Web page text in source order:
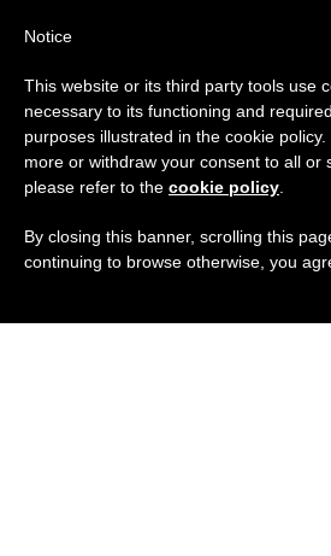
Notice
This website or its third party tools use
necessary to its functioning and
purposes illustrated in the cookie
more or withdraw your consent to all or
please refer to the cookie policy
By closing this banner, scrolling this
continuing to browse otherwise, you